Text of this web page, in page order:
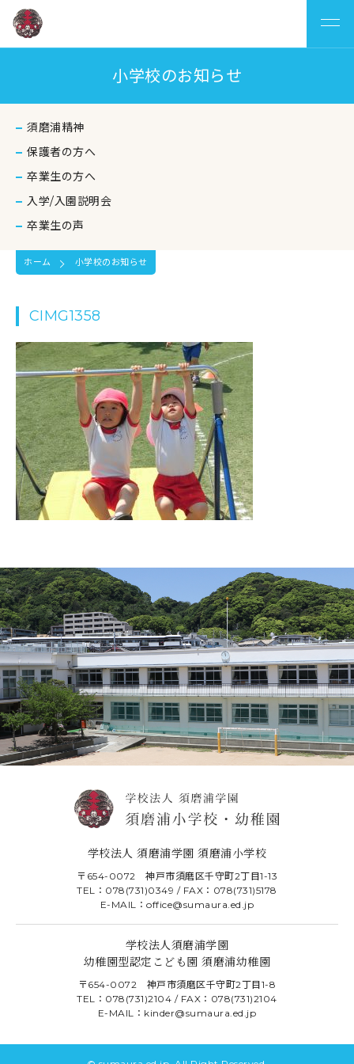
小学校のお知らせ
須磨浦精神
保護者の方へ
卒業生の方へ
入学/入園説明会
卒業生の声
ホーム 小学校のお知らせ
CIMG1358
学校法人 須磨浦学園 須磨浦小学校
〒654-0072 神戸市須磨区千守町2丁目1-13
TEL：078(731)0349 / FAX：078(731)5178
E-MAIL：office@sumaura.ed.jp
学校法人須磨浦学園
幼稚園型認定こども園 須磨浦幼稚園
〒654-0072 神戸市須磨区千守町2丁目1-8
TEL：078(731)2104 / FAX：078(731)2104
E-MAIL：kinder@sumaura.ed.jp